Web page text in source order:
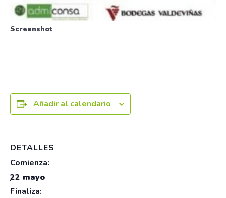
Screenshot
Añadir al calendario
DETALLES
Comienza:
22 mayo
Finaliza: